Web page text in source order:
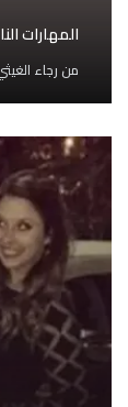
المهارات
من رجاء